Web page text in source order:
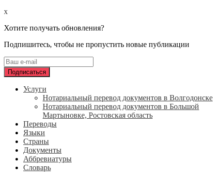
x
Хотите получать обновления?
Подпишитесь, чтобы не пропустить новые публикации
Услуги
Нотариальный перевод документов в Волгодонске
Нотариальный перевод документов в Большой
Мартыновке, Ростовская область
Переводы
Языки
Страны
Документы
Аббревиатуры
Словарь